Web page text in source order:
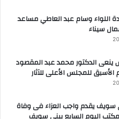
اللواء وسام عبد العاطي مساعد
سيناء
الدكتور محمد عبد المقصود
الأسبق للمجلس الأعلى للآثار
يقدم واجب العزاء فى وفاة